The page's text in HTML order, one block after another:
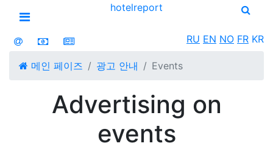
Open menu
hotelreport
RU EN NO FR KR
메인 페이즈 광고 안내 Events
Advertising on
events